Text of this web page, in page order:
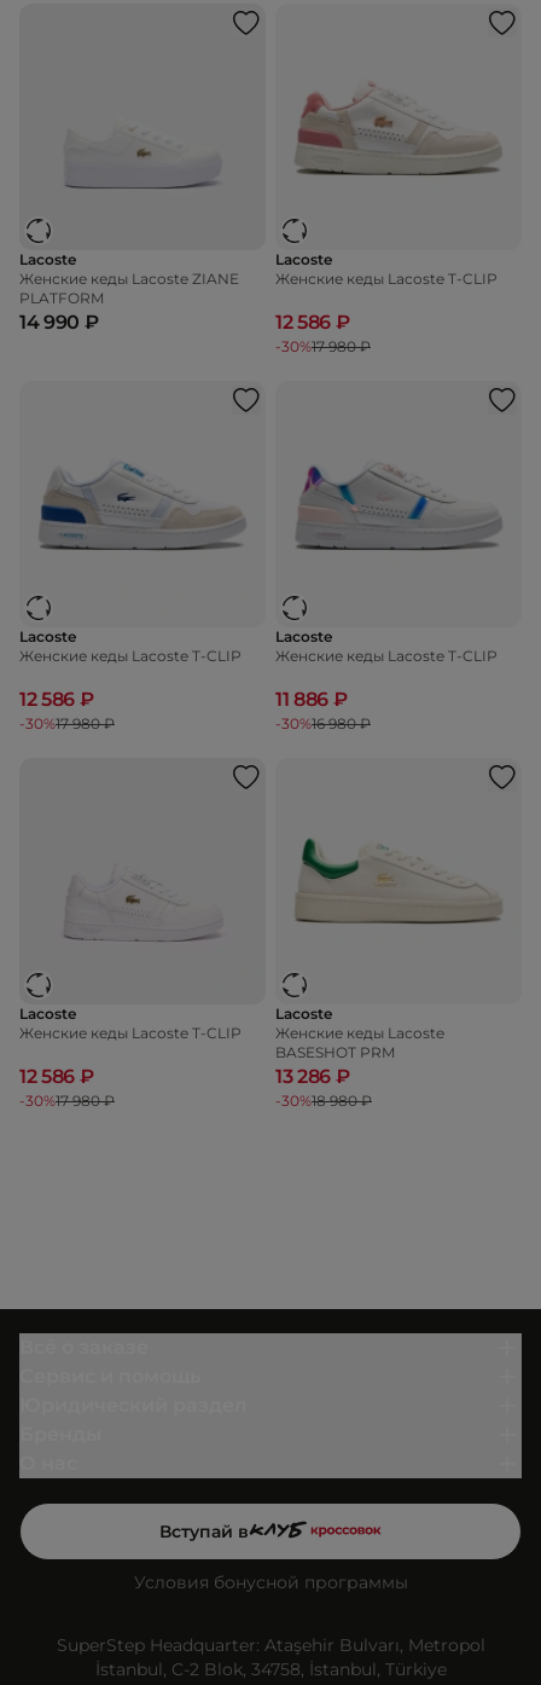
Lacoste
Женские кеды Lacoste ZIANE
PLATFORM
14 990 ₽
Lacoste
Женские кеды Lacoste T-CLIP
12 586 ₽
-30%17 980 ₽
Lacoste
Женские кеды Lacoste T-CLIP
12 586 ₽
-30%17 980 ₽
Lacoste
Женские кеды Lacoste T-CLIP
11 886 ₽
-30%16 980 ₽
Lacoste
Женские кеды Lacoste T-CLIP
12 586 ₽
-30%17 980 ₽
Lacoste
Женские кеды Lacoste
BASESHOT PRM
13 286 ₽
-30%18 980 ₽
Вступай в
Условия бонусной программы
SuperStep Headquarter: Ataşehir Bulvarı, Metropol
İstanbul, C-2 Blok, 34758, İstanbul, Türkiye